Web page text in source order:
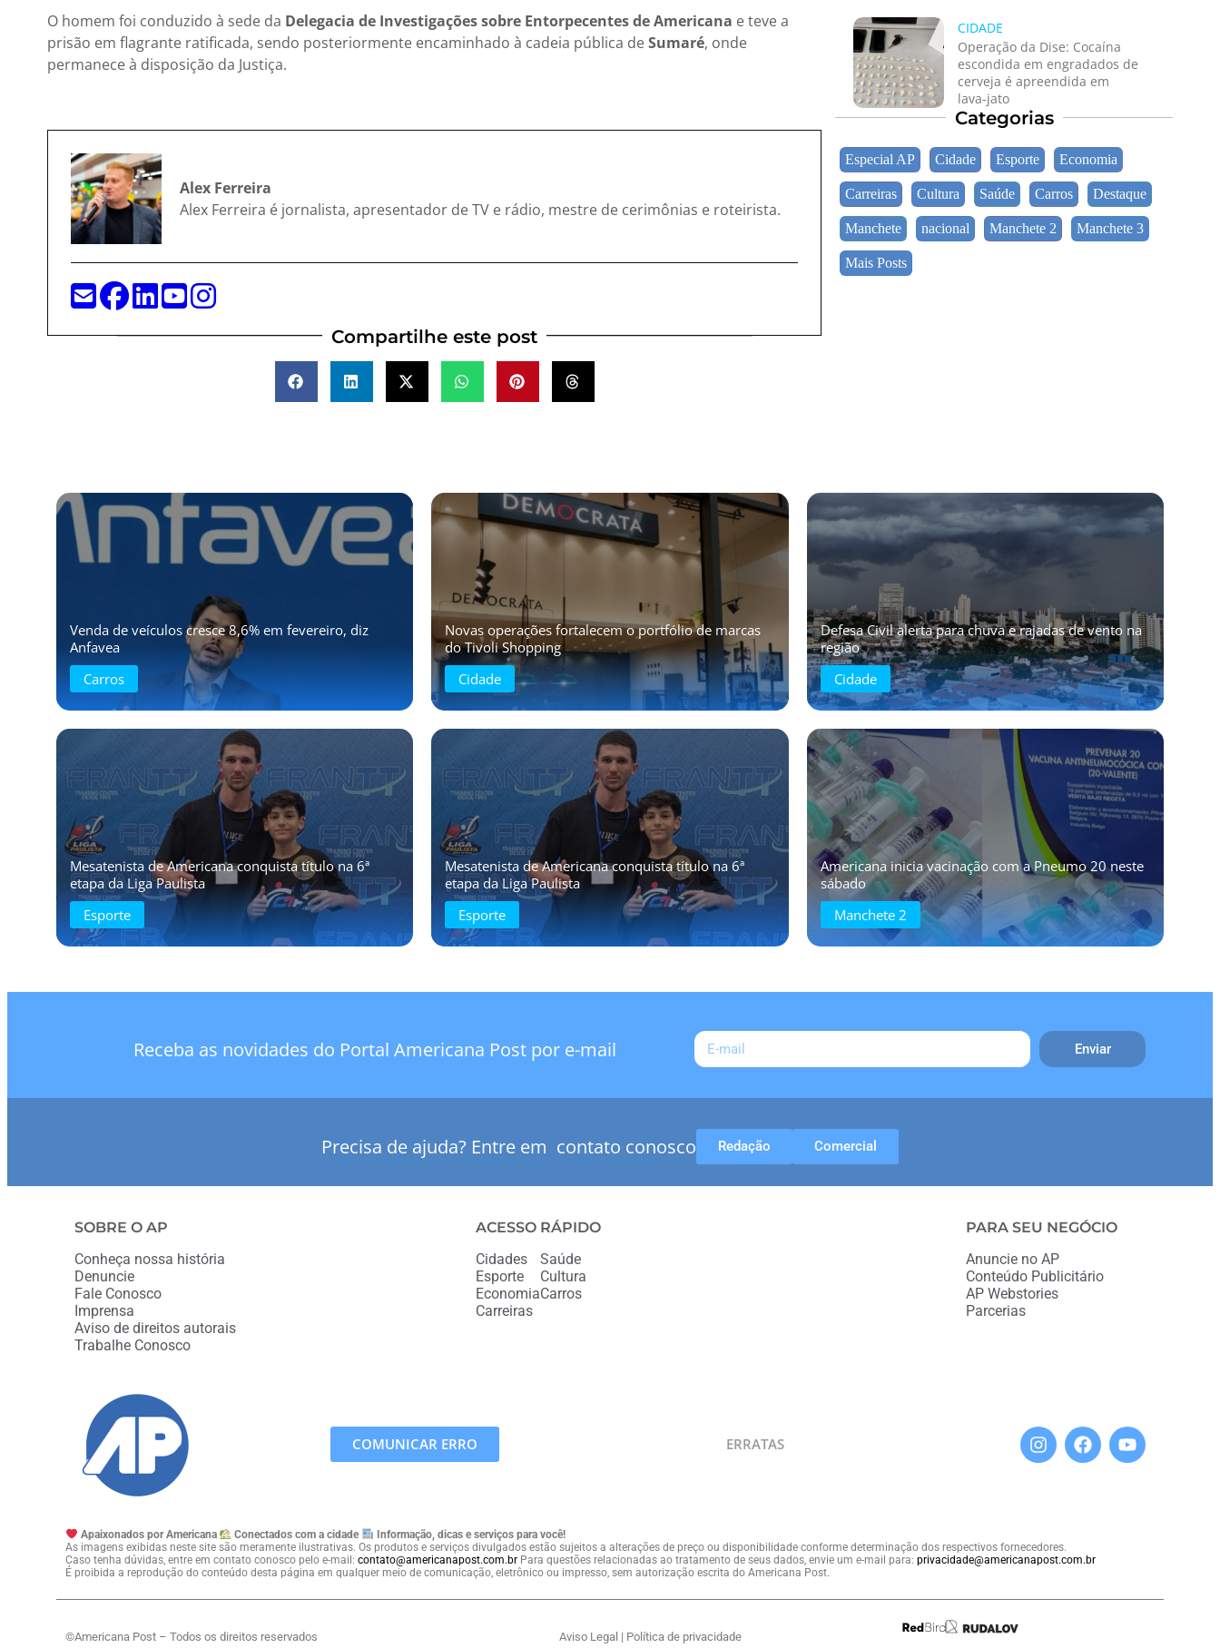
O homem foi conduzido à sede da Delegacia de Investigações sobre Entorpecentes de Americana e teve a
prisão em flagrante ratificada, sendo posteriormente encaminhado à cadeia pública deSumaré, onde
permanece à disposição da Justiça.
Alex Ferreira
Alex Ferreira é jornalista, apresentador de TV e rádio, mestre de cerimônias e roteirista.
Compartilhe este post
CIDADE
Operação da Dise: Cocaína
escondida em engradados de
cerveja é apreendida em
lava-jato
Categorias
Especial AP Cidade Esporte Economia
Carreiras Cultura Saúde Carros Destaque
Manchete nacional Manchete 2 Manchete 3
Mais Posts
Venda de veículos cresce 8,6% em fevereiro, diz
Anfavea
Carros
Novas operações fortalecem o portfólio de marcas
do Tivoli Shopping
Cidade
Defesa Civil alerta para chuva e rajadas de vento na
região
Cidade
Mesatenista de Americana conquista título na 6ª
etapa da Liga Paulista
Esporte
Mesatenista de Americana conquista título na 6ª
etapa da Liga Paulista
Esporte
Americana inicia vacinação com a Pneumo 20 neste
sábado
Manchete 2
Receba as novidades do Portal Americana Post por e-mail Enviar
Precisa de ajuda? Entre em contato conosco Redação Comercial
SOBRE O AP
Conheça nossa história
Denuncie
Fale Conosco
Imprensa
Aviso de direitos autorais
Trabalhe Conosco
ACESSO RÁPIDO
Cidades
Esporte
Economia
Carreiras
Saúde
Cultura
Carros
PARA SEU NEGÓCIO
Anuncie no AP
Conteúdo Publicitário
AP Webstories
Parcerias
COMUNICAR ERRO ERRATAS
Apaixonados por Americana Conectados com a cidade
Informação, dicas e serviços para você!
As imagens exibidas neste site são meramente ilustrativas. Os produtos e serviços divulgados estão sujeitos a alterações de preço ou disponibilidade conforme determinação dos respectivos fornecedores.
Caso tenha dúvidas, entre em contato conosco pelo e-mail: contato@americanapost.com.br Para questões relacionadas ao tratamento de seus dados, envie um e-mail para: privacidade@americanapost.com.br
É proibida a reprodução do conteúdo desta página em qualquer meio de comunicação, eletrônico ou impresso, sem autorização escrita do Americana Post.
©Americana Post – Todos os direitos reservados Aviso Legal | Política de privacidade